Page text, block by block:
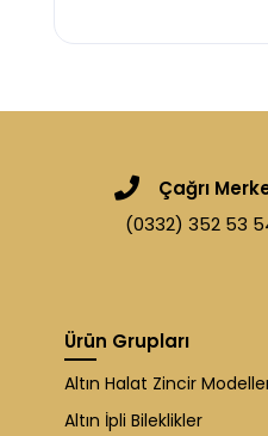
Çağrı
(0332) 352 53
Ürün Grupları
Altın Halat Zincir
Altın İpli Bileklikler